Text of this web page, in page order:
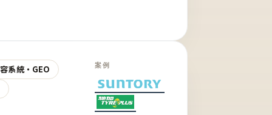
系統・GEO
案例